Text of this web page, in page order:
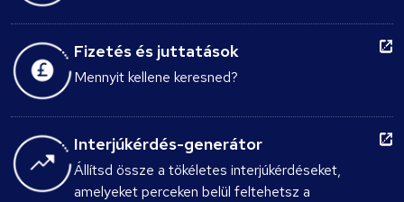
Fizetés és juttatások
Mennyit kellene keresned?
Interjúkérdés-generátor
Állítsd össze a tökéletes interjúkérdéseket,
amelyeket perceken belül feltehetsz a